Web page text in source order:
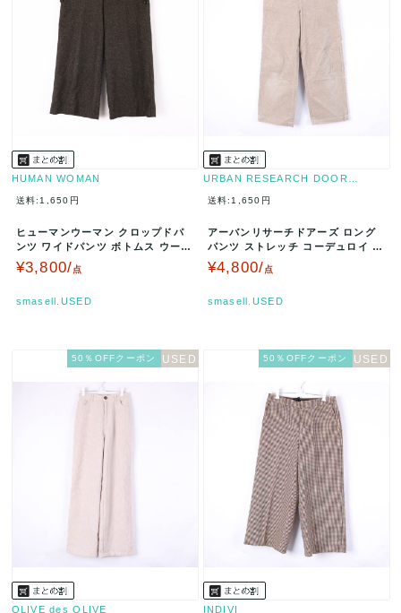
HUMAN WOMAN
送料:1,650円
ヒューマンウーマン クロップドパ
ンツ ワイドパンツ ボトムス ウー
ル/シルク混 レディース Mサイズ…
¥3,800/点
smasell.USED
URBAN RESEARCH DOOR…
送料:1,650円
アーバンリサーチドアーズ ロング
パンツ ストレッチ コーデュロイ 無
地 ボトムス レディース 36サ…
¥4,800/点
smasell.USED
50％OFFクーポン
OLIVE des OLIVE
50％OFFクーポン
INDIVI